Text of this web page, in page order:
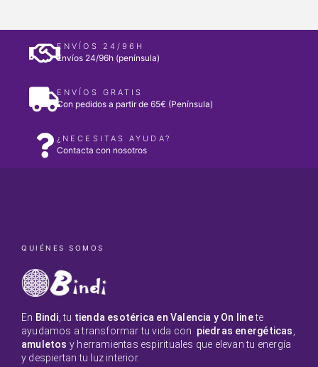
ENVÍOS 24/96H
Envíos 24/96h (península)
ENVÍOS GRATIS
Con pedidos a partir de 65€ (Península)
¿NECESITAS AYUDA?
Contacta con nosotros
QUIÉNES SOMOS
En Bindi , tu tienda esotérica en Valencia y On linete
ayudamos a transformar tu vida con piedras energéticas
amuletos y herramientas espirituales que elevan tu energía
y despiertan tu luz interior.